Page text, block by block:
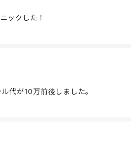
ックした！
代が10万前後しました。